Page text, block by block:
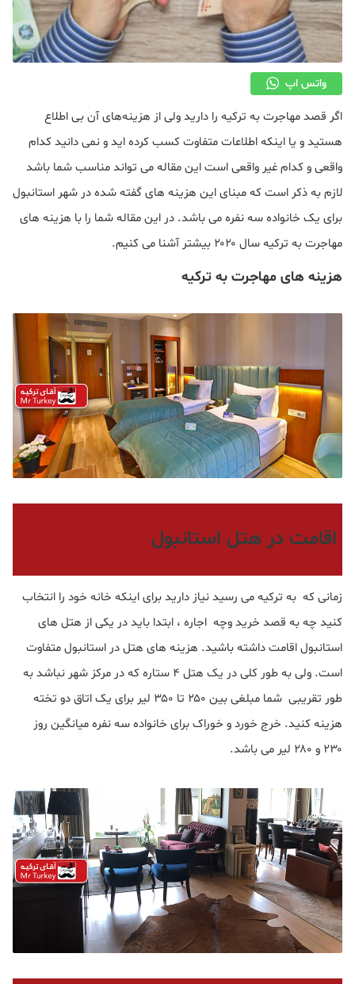
واتس اپ
اگر قصد مهاجرت به ترکیه را دارید ولی از هزینه‌های آن بی اطلاع
هستید و یا اینکه اطلاعات متفاوت کسب کرده اید و نمی دانید کدام
واقعی و کدام غیر واقعی است این مقاله می تواند مناسب شما باشد
لازم به ذکر است که مبنای این هزینه های گفته شده در شهر استانبول
برای یک خانواده سه نفره می باشد. در این مقاله شما را با هزینه های
مهاجرت به ترکیه سال ۲۰۲۰ بیشتر آشنا می کنیم.
هزینه های مهاجرت به ترکیه
اقامت در هتل استانبول
زمانی که به ترکیه می رسید نیاز دارید برای اینکه خانه خود را انتخاب
کنید چه به قصد خرید وچه اجاره ، ابتدا باید در یکی از هتل های
استانبول اقامت داشته باشید. هزینه های هتل در استانبول متفاوت
است. ولی به طور کلی در یک هتل ۴ ستاره که در مرکز شهر نباشد به
طور تقریبی شما مبلغی بین ۲۵۰ تا ۳۵۰ لیر برای یک اتاق دو تخته
هزینه کنید. خرج خورد و خوراک برای خانواده سه نفره میانگین روز
۲۳۰ و ۲۸۰ لیر می باشد.